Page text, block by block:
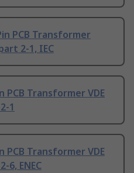
PCB Transformer
2-1, IEC
PCB Transformer VDE
1
PCB Transformer VDE
6, ENEC